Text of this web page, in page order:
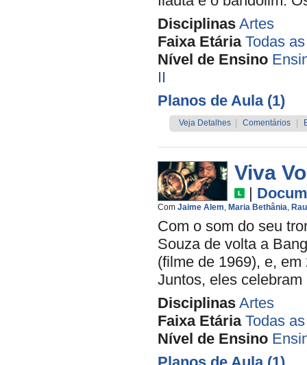
Disciplinas Artes
Faixa Etária Todas
Nível de Ensino
II
Planos de Aula (1)
Veja Detalhes Comentários
Viva
|
Com Jaime Alem, Maria Bethânia,
Com o som do seu
Souza de volta a
(filme de 1969), e,
Juntos, eles celebram
Disciplinas Artes
Faixa Etária Todas
Nível de Ensino